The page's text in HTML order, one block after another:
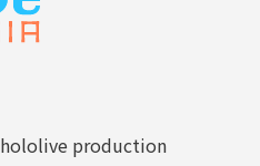
hololive production